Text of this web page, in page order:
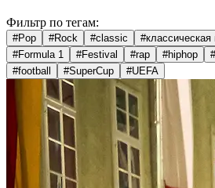
Фильтр по тегам:
#Pop #Rock #classic #
#Formula 1 #Festival #rap #hiphop #
#football #SuperCup #UEFA